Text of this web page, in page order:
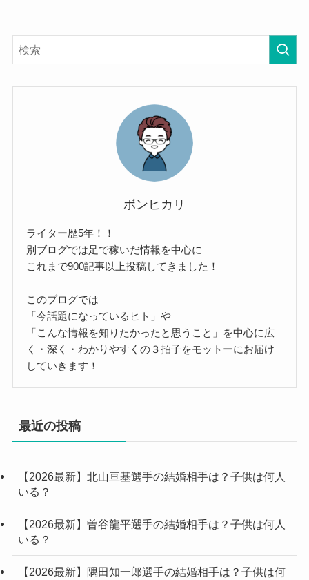
ボンヒカリ
ライター歴5年！！
別ブログでは足で稼いだ情報を中心に
これまで900記事以上投稿してきました！
このブログでは
「今話題になっているヒト」や
「こんな情報を知りたかったと思うこと」を中心に広
く・深く・わかりやすくの３拍子をモットーにお届け
していきます！
最近の投稿
【2026最新】北山亘基選手の結婚相手は？子供は何人
いる？
【2026最新】曽谷龍平選手の結婚相手は？子供は何人
いる？
【2026最新】隅田知一郎選手の結婚相手は？子供は何